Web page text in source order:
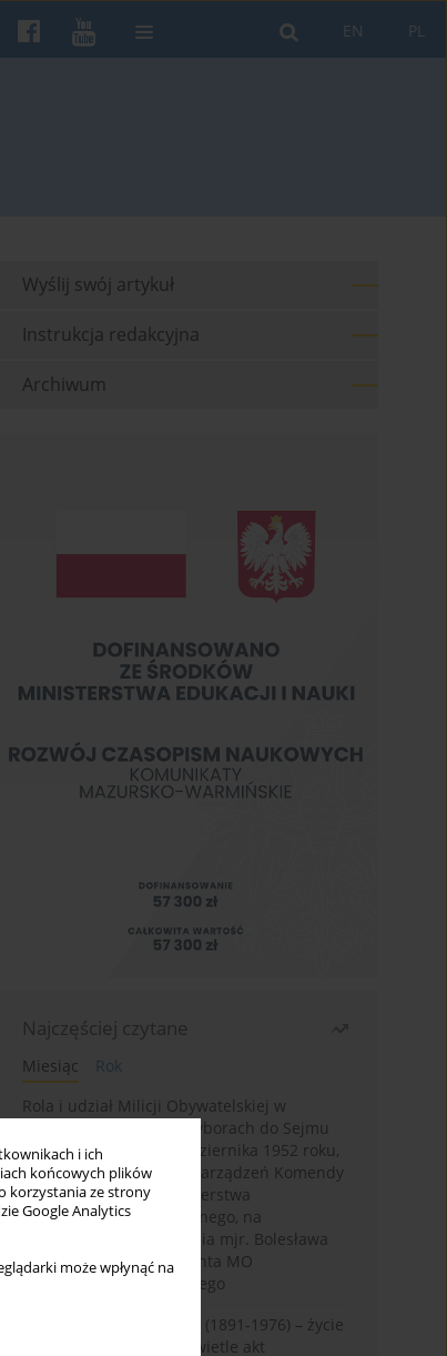
i ich
końcowych plików
korzystania ze strony
Google Analytics
może wpłynąć na
PL
EN
Wyślij swój artykuł
Instrukcja redakcyjna
Archiwum
Najczęściej czytane
Miesiąc
Rok
Rola i udział Milicji Obywatelskiej w
kampanii wyborczej i wyborach do Sejmu
PRL I kadencji z 26 października 1952 roku,
w świetle wytycznych i zarządzeń Komendy
Głównej MO oraz Ministerstwa
Bezpieczeństwa Publicznego, na
przykładzie sprawozdania mjr. Bolesława
Wyszyńskiego komendanta MO
województwa olsztyńskiego
Zygmunt Tadeusz Robel (1891-1976) – życie
i kariera zawodowa w świetle akt